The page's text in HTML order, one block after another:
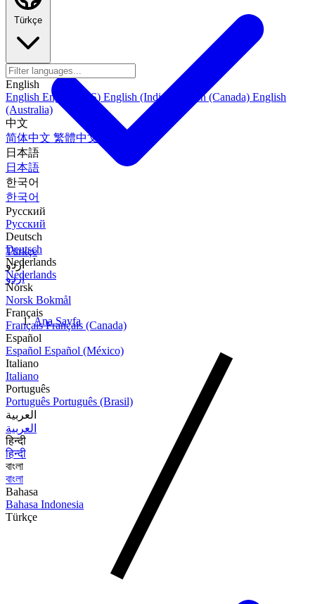
Türkçe
اردو
اردو
Türkçe
English
English English (US) English (India) English (Canada) English
(Australia)
中文
简体中文 繁體中文
日本語
日本語
한국어
한국어
Русский
Русский
Deutsch
Deutsch
Nederlands
Nederlands
Norsk
Norsk Bokmål
Français
FrançaisFrançais (Canada)
Español
Español Español (México)
Italiano
Italiano
Português
Português Português (Brasil)
العربية
العربية
हिन्दी
हिन्दी
বাংলা
বাংলা
Bahasa
Bahasa Indonesia
Türkçe
Ana Sayfa